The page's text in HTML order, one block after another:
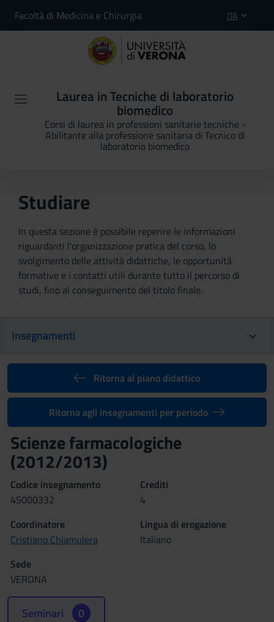
Facoltà di Medicina e Chirurgia ITA
Laurea in Tecniche di laboratorio
biomedico
Corsi di laurea in professioni sanitarie tecniche -
Abilitante alla professione sanitaria di Tecnico di
laboratorio biomedico
Studiare
In questa sezione è possibile reperire le informazioni
riguardanti l'organizzazione pratica del corso, lo
svolgimento delle attività didattiche, le opportunità
formative e i contatti utili durante tutto il percorso di
studi, fino al conseguimento del titolo finale.
Insegnamenti
Ritorna al piano didattico
Ritorna agli insegnamenti per periodo
Scienze farmacologiche
(2012/2013)
Codice insegnamento
4S000332
Crediti
4
Coordinatore
Cristiano Chiamulera
Lingua di erogazione
Italiano
Sede
VERONA
Seminari 0